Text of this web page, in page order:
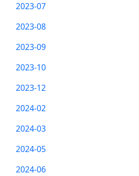
2023-07
2023-08
2023-09
2023-10
2023-12
2024-02
2024-03
2024-05
2024-06